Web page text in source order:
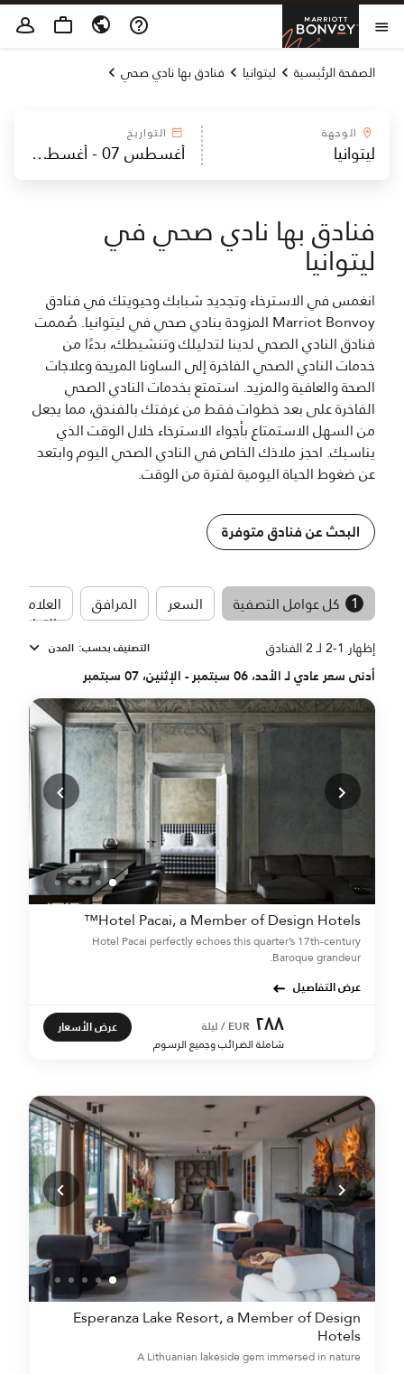
Skip to Content
فتح القائمة
Marriott Bonvoy
الصفحة الرئيسية ليتوانيا فنادق بها نادي صحي
الوجهة التواريخ
فنادق بها نادي صحي في
ليتوانيا
انغمس في الاسترخاء وتجديد شبابك وحيويتك في فنادق
Marriot Bonvoy المزودة بنادي صحي في ليتوانيا. صُممت
فنادق النادي الصحي لدينا لتدليلك وتنشيطك، بدءًا من
خدمات النادي الصحي الفاخرة إلى الساونا المريحة وعلاجات
الصحة والعافية والمزيد. استمتع بخدمات النادي الصحي
الفاخرة على بعد خطوات فقط من غرفتك بالفندق، مما يجعل
من السهل الاستمتاع بأجواء الاسترخاء خلال الوقت الذي
يناسبك. احجز ملاذك الخاص في النادي الصحي اليوم وابتعد
عن ضغوط الحياة اليومية لفترة من الوقت.
البحث عن فنادق متوفرة
1 كل عوامل التصفية السعر المرافق العلامات
التجارية
إظهار 1-2 لـ 2 الفنادق التصنيف بحسب: المدن
أدنى سعر عادي لـ الأحد، 06 سبتمبر - الإثنين، 07 سبتمبر
Hotel Pacai, a Member of Design Hotels™
Hotel Pacai perfectly echoes this quarter’s 17th-century
Baroque grandeur.
عرض التفاصيل
٢٨٨ EUR / ليلة
شاملة الضرائب وجميع الرسوم
عرض الأسعار
Esperanza Lake Resort, a Member of Design
Hotels
A Lithuanian lakeside gem immersed in nature